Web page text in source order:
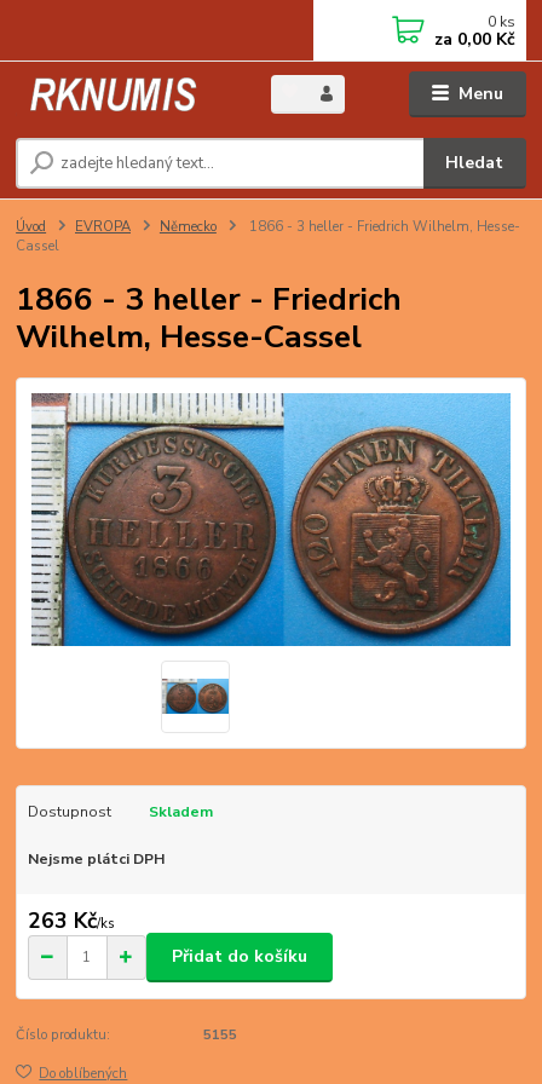
Menu
Hledat
0 ks
za 0,00 Kč
Úvod EVROPA Německo
1866 - 3 heller - Friedrich Wilhelm, Hesse-
Cassel
1866 - 3 heller - Friedrich
Wilhelm, Hesse-Cassel
Dostupnost Skladem
Nejsme plátci DPH
263 Kč/ks
Přidat do košíku
Číslo produktu: 5155
Do oblíbených